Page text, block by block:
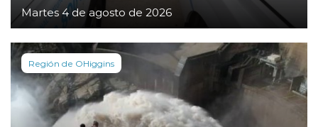
Martes 4 de agosto de 2026
Región de OHiggins